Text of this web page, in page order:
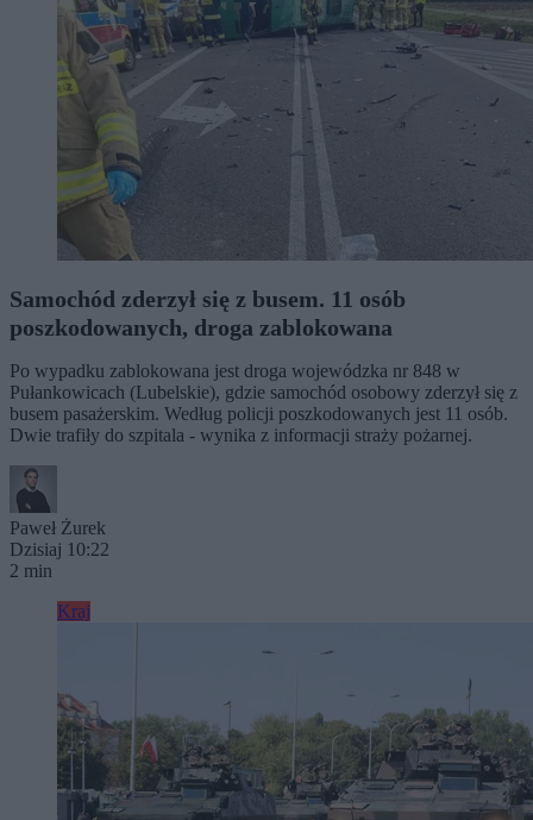
Samochód zderzył się z busem. 11 osób
poszkodowanych, droga zablokowana
Po wypadku zablokowana jest droga wojewódzka nr 848 w
Pułankowicach (Lubelskie), gdzie samochód osobowy zderzył się z
busem pasażerskim. Według policji poszkodowanych jest 11 osób.
Dwie trafiły do szpitala - wynika z informacji straży pożarnej.
Paweł Żurek
Dzisiaj 10:22
2 min
Kraj